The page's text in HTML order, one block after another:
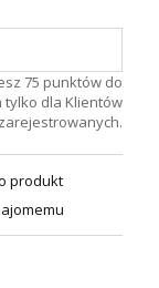
75 punktów do
dla Klientów
zarejestrowanych.
produkt